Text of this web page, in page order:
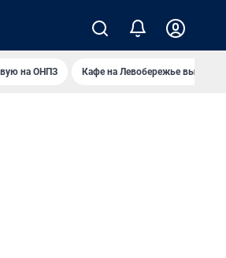
на ОНПЗ Кафе на Левобережье